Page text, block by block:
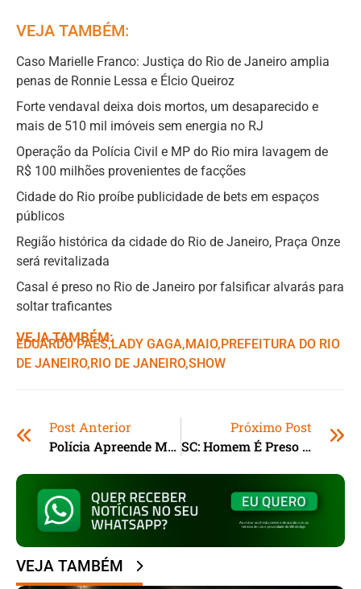
VEJA TAMBÉM:
Caso Marielle Franco: Justiça do Rio de Janeiro amplia
penas de Ronnie Lessa e Élcio Queiroz
Forte vendaval deixa dois mortos, um desaparecido e
mais de 510 mil imóveis sem energia no RJ
Operação da Polícia Civil e MP do Rio mira lavagem de
R$ 100 milhões provenientes de facções
Cidade do Rio proíbe publicidade de bets em espaços
públicos
Região histórica da cidade do Rio de Janeiro, Praça Onze
será revitalizada
Casal é preso no Rio de Janeiro por falsificar alvarás para
soltar traficantes
VEJA TAMBÉM:
EDUARDO PAES,ㅤLADY GAGA,ㅤMAIO,ㅤPREFEITURA DO RIO
DE JANEIRO,ㅤRIO DE JANEIRO,ㅤSHOW
Post Anterior
Polícia Apreende Mais De 100 Mil Reais Em Produtos Irregulares Em Canoas (RS)
Próximo Post
SC: Homem É Preso Por Posse Irregular De Arma Em Imbituba
VEJA TAMBÉM